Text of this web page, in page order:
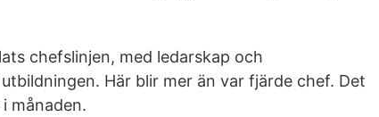
chefslinjen, med ledarskap och
Här blir mer än var fjärde chef. Det
månaden.